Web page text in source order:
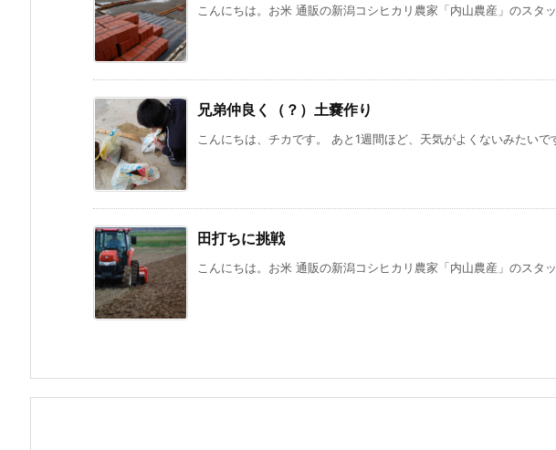
こんにちは。お米 通販の新潟コシヒカリ農家「内山農産」のスタ
兄弟仲良く（？）土嚢作り
こんにちは、チカです。 あと1週間ほど、天気がよくないみたい
田打ちに挑戦
こんにちは。お米 通販の新潟コシヒカリ農家「内山農産」のスタ